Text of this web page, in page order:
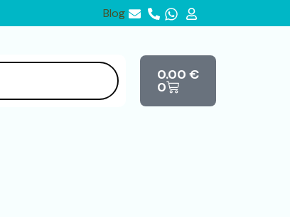
Blog
0.00 €
0
Cart